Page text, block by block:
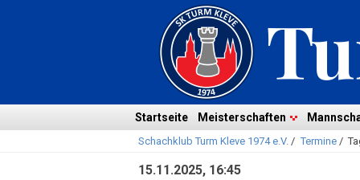
überspringen
Startseite Meisterschaften
Schachklub Turm Kleve 1974 e.V. / Termine/
15.11.2025, 16:45